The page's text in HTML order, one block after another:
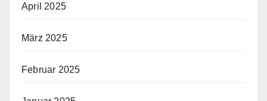
April 2025
März 2025
Februar 2025